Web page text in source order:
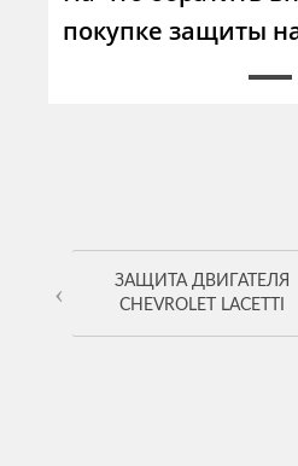
покупке защиты
ЗАЩИТА ДВИГАТЕЛЯ
CHEVROLET LACETTI
‹